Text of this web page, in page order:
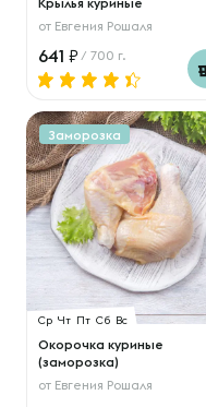
от Евгения Рошаля
641 / 700 г.
Заморозка
Ср Чт Пт Сб Вс
Окорочка куриные
(заморозка)
от Евгения Рошаля